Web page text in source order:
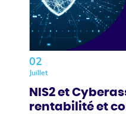
02
Juillet
NIS2 et
rentabilité et